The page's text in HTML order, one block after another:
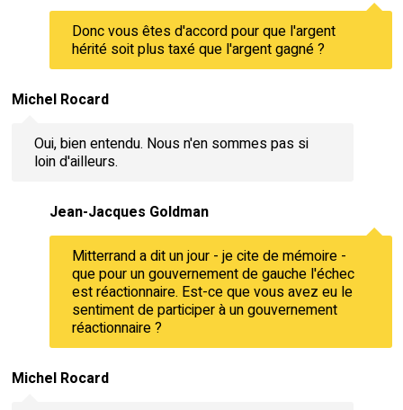
Donc vous êtes d'accord pour que l'argent
hérité soit plus taxé que l'argent gagné ?
Michel Rocard
Oui, bien entendu. Nous n'en sommes pas si
loin d'ailleurs.
Jean-Jacques Goldman
Mitterrand a dit un jour - je cite de mémoire -
que pour un gouvernement de gauche l'échec
est réactionnaire. Est-ce que vous avez eu le
sentiment de participer à un gouvernement
réactionnaire ?
Michel Rocard